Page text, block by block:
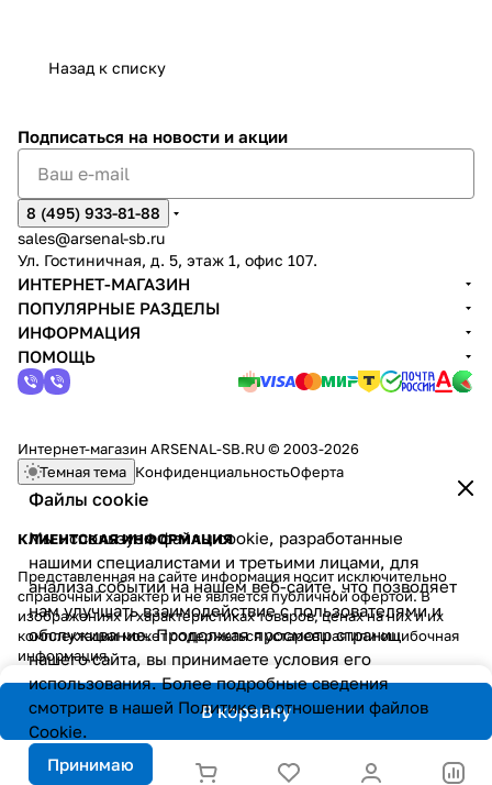
Назад к списку
В корзину
Файлы cookie
Мы используем файлы cookie, разработанные
нашими специалистами и третьими лицами, для
анализа событий на нашем веб-сайте, что позволяет
нам улучшать взаимодействие с пользователями и
обслуживание. Продолжая просмотр страниц
нашего сайта, вы принимаете условия его
использования. Более подробные сведения
смотрите в нашей Политике в отношении файлов
Cookie.
Принимаю
Подписаться на новости и акции
8 (495) 933-81-88
sales@arsenal-sb.ru
Ул. Гостиничная, д. 5, этаж 1, офис 107.
ИНТЕРНЕТ-МАГАЗИН
ПОПУЛЯРНЫЕ РАЗДЕЛЫ
ИНФОРМАЦИЯ
ПОМОЩЬ
Интернет-магазин ARSENAL-SB.RU © 2003-2026
Темная тема КонфиденциальностьОферта
КЛИЕНТСКАЯ ИНФОРМАЦИЯ
Представленная на сайте информация носит исключительно
справочный характер и не является публичной офертой. В
изображениях и характеристиках товаров, ценах на них и их
комплектации может содержаться устаревшая или ошибочная
информация.